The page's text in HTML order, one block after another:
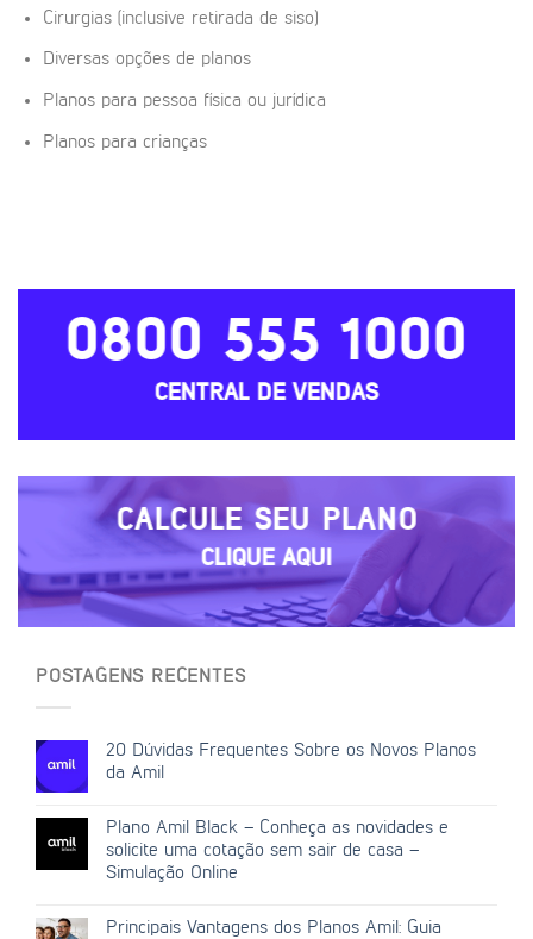
Cirurgias (inclusive retirada de siso)
Diversas opções de planos
Planos para pessoa física ou jurídica
Planos para crianças
0800 555 1000
CENTRAL DE VENDAS
CALCULE SEU PLANO
CLIQUE AQUI
POSTAGENS RECENTES
20 Dúvidas Frequentes Sobre os Novos Planos
da Amil
Plano Amil Black – Conheça as novidades e
solicite uma cotação sem sair de casa –
Simulação Online
Principais Vantagens dos Planos Amil: Guia